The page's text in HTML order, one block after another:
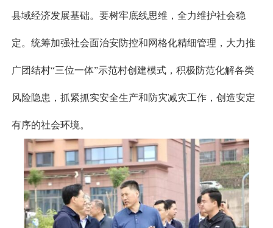
县域经济发展基础。要树牢底线思维，全力维护社会稳
定。统筹加强社会面治安防控和网格化精细管理，大力推
广团结村“三位一体”示范村创建模式，积极防范化解各类
风险隐患，抓紧抓实安全生产和防灾减灾工作，创造安定
有序的社会环境。